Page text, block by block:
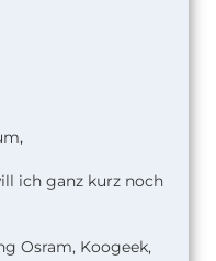
ich ganz kurz noch
Osram, Koogeek,